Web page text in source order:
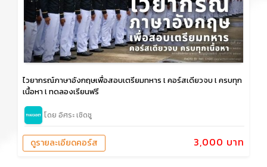
ไวยากรณ์ภาษาอังกฤษเพื่อสอบเตรียมทหาร l คอร์สเดียวจบ l ครบทุก
เนื้อหา l ทดลองเรียนฟรี
โดย อิศระ เชิดชู
3,000 บาท
ดูรายละเอียดคอร์ส